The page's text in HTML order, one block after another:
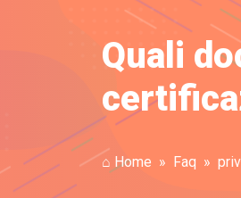
Quali
⌂ Home Faq